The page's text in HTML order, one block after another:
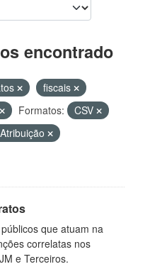
encontrado
fiscais
Formatos:
CSV
que atuam na
correlatas nos
e Terceiros.